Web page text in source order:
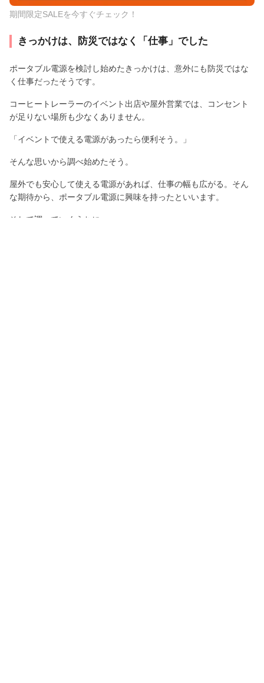
期間限定SALEを今すぐチェック！
きっかけは、防災ではなく「仕事」でした
ポータブル電源を検討し始めたきっかけは、意外にも防災ではな
く仕事だったそうです。
コーヒートレーラーのイベント出店や屋外営業では、コンセント
が足りない場所も少なくありません。
「イベントで使える電源があったら便利そう。」
そんな思いから調べ始めたそう。
屋外でも安心して使える電源があれば、仕事の幅も広がる。そん
な期待から、ポータブル電源に興味を持ったといいます。
そして調べていくうちに、